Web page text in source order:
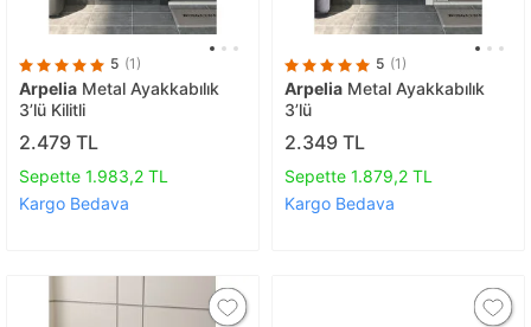
5 (1)
Arpelia Metal Ayakkabılık
3’lü Kilitli
2.479 TL
Sepette 1.983,2 TL
Kargo Bedava
5 (1)
Arpelia Metal Ayakkabılık
3’lü
2.349 TL
Sepette 1.879,2 TL
Kargo Bedava